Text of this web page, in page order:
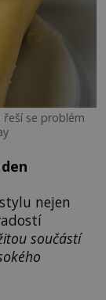
se problém
nejen
součástí